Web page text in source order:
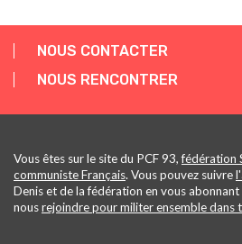
NOUS CONTACTER
NOUS RENCONTRER
Vous êtes sur le site du PCF 93,fédération
communiste Français. Vous pouvez suivre
Denis et de la fédération en vous abonnant
nousrejoindre pour militer ensemble dans